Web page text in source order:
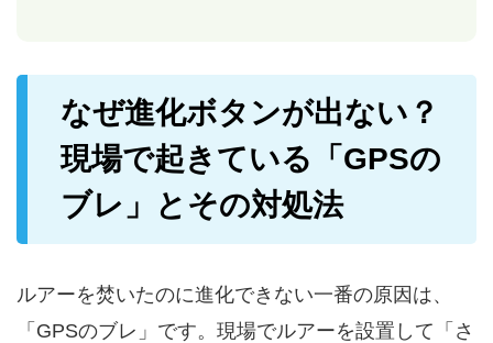
なぜ進化ボタンが出ない？
現場で起きている「GPSの
ブレ」とその対処法
ルアーを焚いたのに進化できない一番の原因は、
「GPSのブレ」です。現場でルアーを設置して「さ